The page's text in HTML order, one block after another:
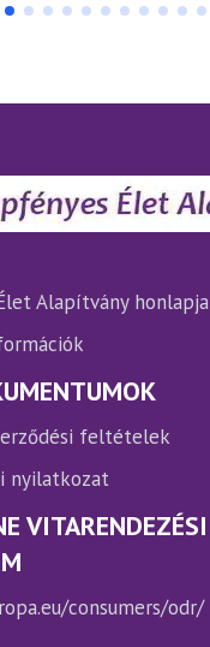
Alapítvány honlapja
feltételek
nyilatkozat
VITARENDEZÉSI
consumers/odr/